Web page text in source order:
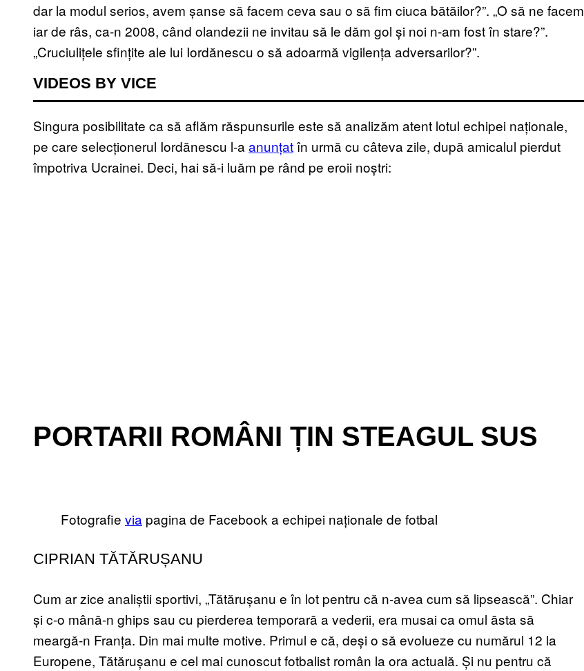
dar la modul serios, avem șanse să facem ceva sau o să fim ciuca bătăilor?”. „O să ne facem
iar de râs, ca-n 2008, când olandezii ne invitau să le dăm gol și noi n-am fost în stare?”.
„Cruciulițele sfințite ale lui Iordănescu o să adoarmă vigilența adversarilor?”.
VIDEOS BY VICE
Singura posibilitate ca să aflăm răspunsurile este să analizăm atent lotul echipei naționale,
pe care selecționerul Iordănescu l-a anunțatîn urmă cu câteva zile, după amicalul pierdut
împotriva Ucrainei. Deci, hai să-i luăm pe rând pe eroii noștri:
PORTARII ROMÂNI ȚIN STEAGUL SUS
Fotografie via pagina de Facebook a echipei naționale de fotbal
CIPRIAN TĂTĂRUȘANU
Cum ar zice analiștii sportivi, „Tătărușanu e în lot pentru că n-avea cum să lipsească”. Chiar
și c-o mână-n ghips sau cu pierderea temporară a vederii, era musai ca omul ăsta să
meargă-n Franța. Din mai multe motive. Primul e că, deși o să evolueze cu numărul 12 la
Europene, Tătărușanu e cel mai cunoscut fotbalist român la ora actuală. Și nu pentru că